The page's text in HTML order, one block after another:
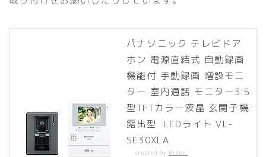
パナソニック テレビドア
ホン 電源直結式 自動録画
機能付 手動録画 増設モニ
ター 室内通話 モニター3.5
型TFTカラー液晶 玄関子機
露出型 LEDライト VL-
SE30XLA
created by Rinker